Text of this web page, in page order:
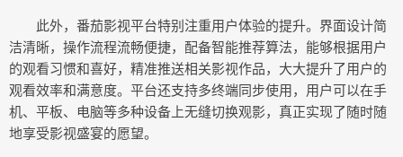
此外，番茄影视平台特别注重用户体验的提升。界面设计简
洁清晰，操作流程流畅便捷，配备智能推荐算法，能够根据用户
的观看习惯和喜好，精准推送相关影视作品，大大提升了用户的
观看效率和满意度。平台还支持多终端同步使用，用户可以在手
机、平板、电脑等多种设备上无缝切换观影，真正实现了随时随
地享受影视盛宴的愿望。